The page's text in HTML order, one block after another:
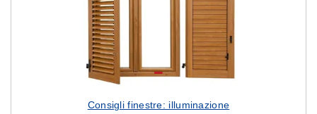
Consigli finestre: illuminazione